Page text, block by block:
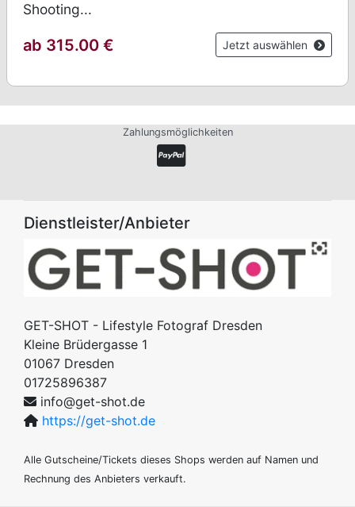
Shooting...
ab 315.00 € Jetzt auswählen
Zahlungsmöglichkeiten
Dienstleister/Anbieter
GET-SHOT - Lifestyle Fotograf Dresden
Kleine Brüdergasse 1
01067 Dresden
01725896387
info@get-shot.de
https://get-shot.de
Alle Gutscheine/Tickets dieses Shops werden auf Namen und
Rechnung des Anbieters verkauft.